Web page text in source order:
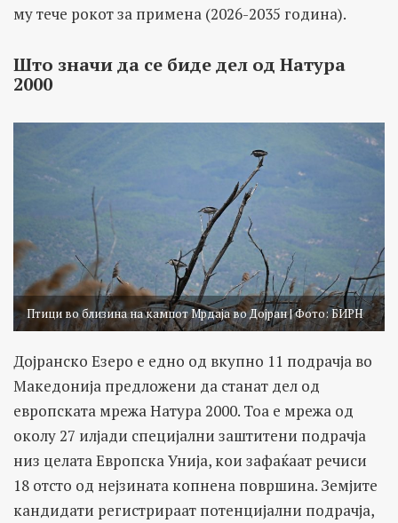
му тече рокот за примена (2026-2035 година).
Што значи да се биде дел од Натура
2000
Птици во близина на кампот Мрдаја во Дојран | Фото: БИРН
Дојранско Езеро е едно од вкупно 11 подрачја во
Македонија предложени да станат дел од
европската мрежа Натура 2000. Тоа е мрежа од
околу 27 илјади специјални заштитени подрачја
низ целата Европска Унија, кои зафаќаат речиси
18 отсто од нејзината копнена површина. Земјите
кандидати регистрираат потенцијални подрачја,